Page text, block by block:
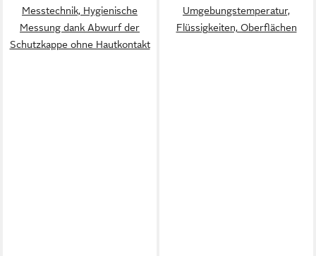
Messtechnik, Hygienische
Messung dank Abwurf der
Schutzkappe ohne Hautkontakt
Umgebungstemperatur,
Flüssigkeiten, Oberflächen